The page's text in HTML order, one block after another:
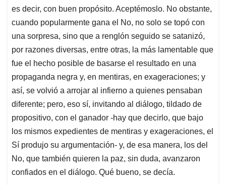
es decir, con buen propósito. Aceptémoslo. No obstante,
cuando popularmente gana el No, no solo se topó con
una sorpresa, sino que a renglón seguido se satanizó,
por razones diversas, entre otras, la más lamentable que
fue el hecho posible de basarse el resultado en una
propaganda negra y, en mentiras, en exageraciones; y
así, se volvió a arrojar al infierno a quienes pensaban
diferente; pero, eso sí, invitando al diálogo, tildado de
propositivo, con el ganador -hay que decirlo, que bajo
los mismos expedientes de mentiras y exageraciones, el
Sí produjo su argumentación- y, de esa manera, los del
No, que también quieren la paz, sin duda, avanzaron
confiados en el diálogo. Qué bueno, se decía.